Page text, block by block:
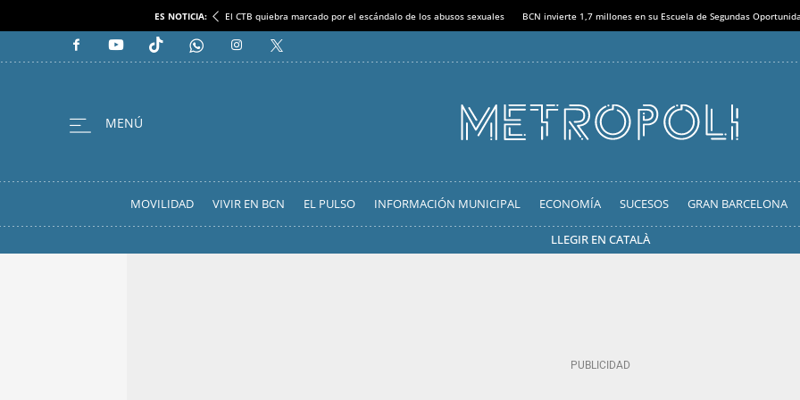
ES NOTICIA: El CTB quiebra marcado por el escándalo de los abusos sexuales BCN invierte 1,7 millones en su Escuela de Segundas
MOVILIDAD VIVIR EN BCN EL PULSO INFORMACIÓN MUNICIPAL ECONOMÍA SUCESOS GRAN BARCELONA
LLEGIR EN CATALÀ